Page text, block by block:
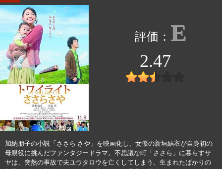
E
2.47
加納朋子の小説「ささら さや」を映画化し、女優の新垣結衣が自身初の
母親役に挑んだファンタジードラマ。不思議な町「ささら」に暮らすサ
ヤは、突然の事故で夫ユウタロウを亡くしてしまう。生まれたばかりの